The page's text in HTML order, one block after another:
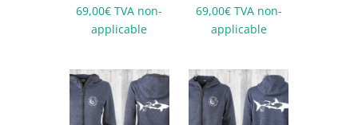
69,00€ TVA non-
applicable
69,00€ TVA non-
applicable